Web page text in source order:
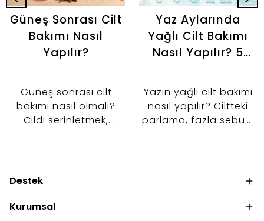
Güneş Sonrası Cilt
Bakımı Nasıl
Yapılır?
Güneş sonrası cilt
bakımı nasıl olmalı?
Cildi serinletmek,
nemlendirici kullanımını
Yaz Aylarında
Yağlı Cilt Bakımı
Nasıl Yapılır? 5
Bakım Rutini
Yazın yağlı cilt bakımı
nasıl yapılır? Ciltteki
parlama, fazla sebum
Destek
Kurumsal